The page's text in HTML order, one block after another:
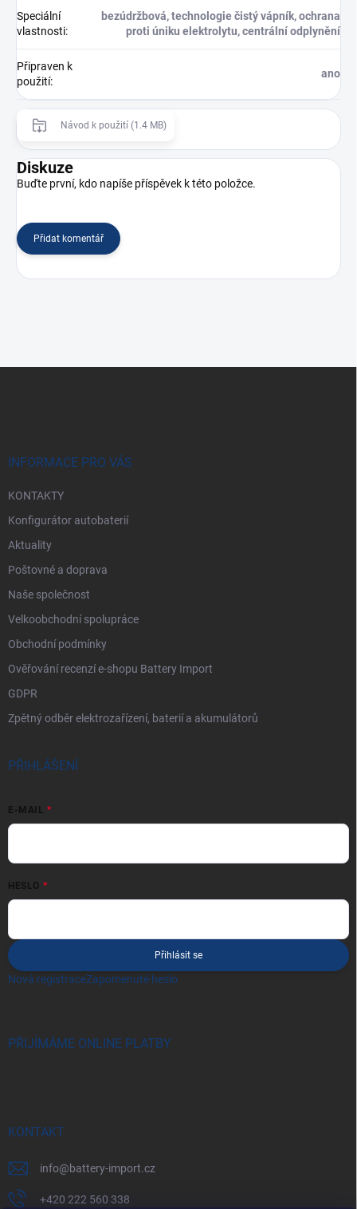
Speciální
vlastnosti:
bezúdržbová, technologie čistý vápník, ochrana
proti úniku elektrolytu, centrální odplynění
Připraven k
použití:
ano
Návod k použití (1.4 MB)
Diskuze
Buďte první, kdo napíše příspěvek k této položce.
Přidat komentář
INFORMACE PRO VÁS
KONTAKTY
Konfigurátor autobaterií
Aktuality
Poštovné a doprava
Naše společnost
Velkoobchodní spolupráce
Obchodní podmínky
Ověřování recenzí e-shopu Battery Import
GDPR
Zpětný odběr elektrozařízení, baterií a akumulátorů
PŘIHLÁŠENÍ
E-MAIL
HESLO
Přihlásit se
Nová registraceZapomenuté heslo
PŘIJÍMÁME ONLINE PLATBY
KONTAKT
info@battery-import.cz
+420 222 560 338